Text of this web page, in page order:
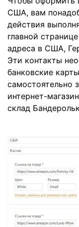
США, вам
действия
главной
адреса в США,
Эти контакты
банковские
самостоятельно
интернет-
склад